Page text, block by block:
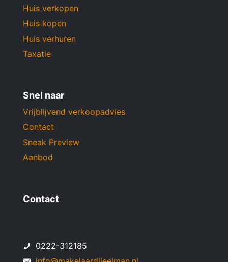
Huis verkopen
Huis kopen
Huis verhuren
Taxatie
Snel naar
Vrijblijvend verkoopadvies
Contact
Sneak Preview
Aanbod
Contact
0222-312185